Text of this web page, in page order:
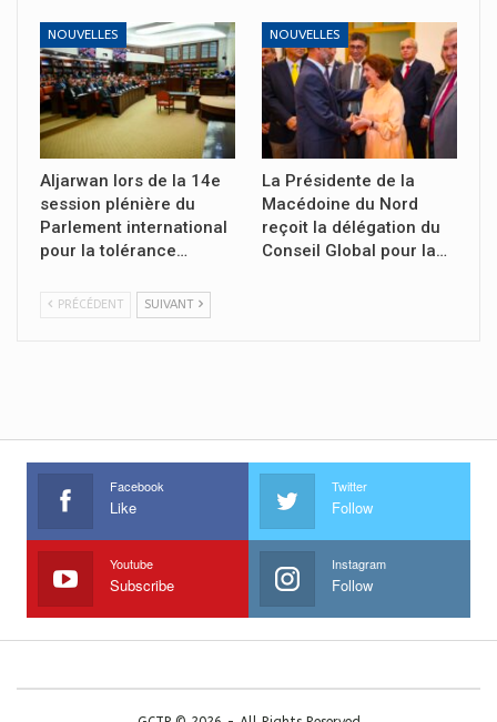
NOUVELLES
Aljarwan lors de la 14e
session plénière du
Parlement international
pour la tolérance…
NOUVELLES
La Présidente de la
Macédoine du Nord
reçoit la délégation du
Conseil Global pour la…
PRÉCÉDENT SUIVANT
Facebook
Like
Twitter
Follow
Youtube
Subscribe
Instagram
Follow